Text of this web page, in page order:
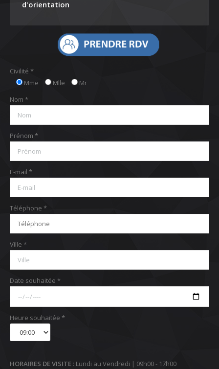
d'orientation
Civilité *
Mme
Mlle
Mr
Nom *
Prénom *
E-mail *
Téléphone *
Ville *
Date souhaitée *
Heure souhaitée *
HORAIRES DE VISITE : Lundi au Vendredi | 09h00 - 17h00